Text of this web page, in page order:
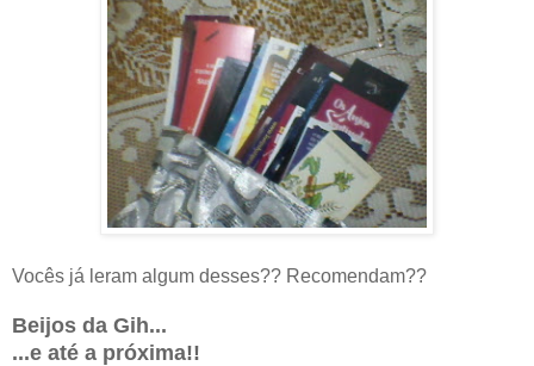
Vocês já leram algum desses?? Recomendam??
Beijos da Gih...
...e até a próxima!!